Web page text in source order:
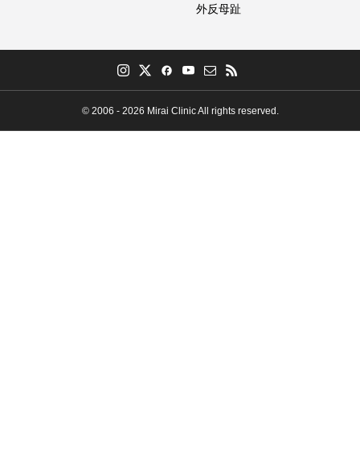
外反母趾
© 2006 - 2026 Mirai Clinic All rights reserved.